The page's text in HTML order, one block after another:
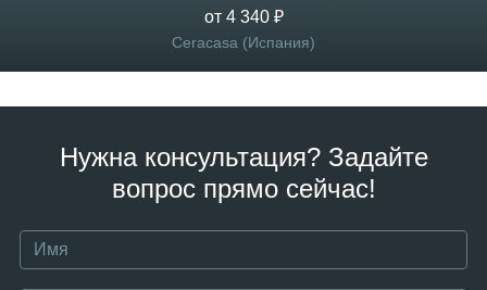
от 4 340 ₽
Ceracasa (Испания)
Нужна консультация? Задайте
вопрос прямо сейчас!